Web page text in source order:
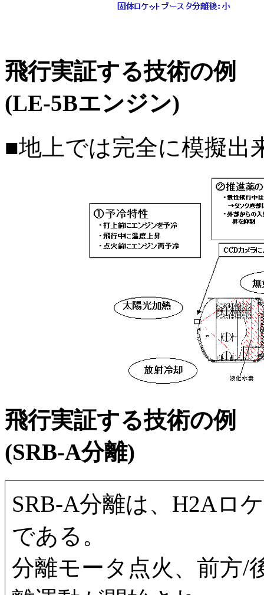
飛行実証する技術の例
(LE-5Bエンジン)
■地上では完全に模擬出
飛行実証する技術の例
(SRB-A分離)
SRB-A分離は、H2Aロ
である。
分離モータ点火、前方/